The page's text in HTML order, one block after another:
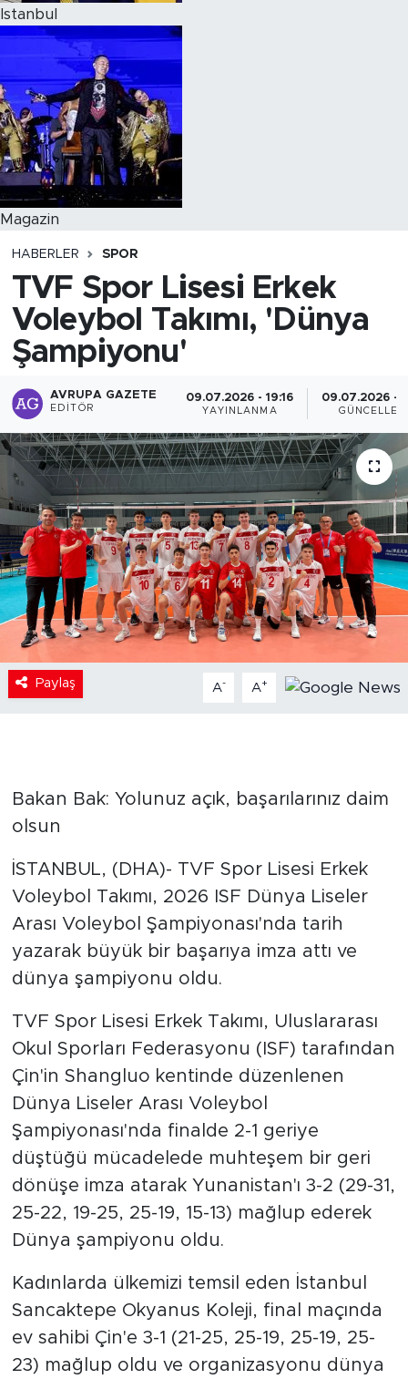
Istanbul
Magazin
HABERLER SPOR
TVF Spor Lisesi Erkek
Voleybol Takımı, 'Dünya
Şampiyonu'
AVRUPA GAZETE
EDITÖR
09.07.2026 - 19:16
YAYINLANMA
09.07.2026 -
Paylaş A- A+
Bakan Bak: Yolunuz açık, başarılarınız daim
olsun
İSTANBUL, (DHA)- TVF Spor Lisesi Erkek
Voleybol Takımı, 2026 ISF Dünya Liseler
Arası Voleybol Şampiyonası'nda tarih
yazarak büyük bir başarıya imza attı ve
dünya şampiyonu oldu.
TVF Spor Lisesi Erkek Takımı, Uluslararası
Okul Sporları Federasyonu (ISF) tarafından
Çin'in Shangluo kentinde düzenlenen
Dünya Liseler Arası Voleybol
Şampiyonası'nda finalde 2-1 geriye
düştüğü mücadelede muhteşem bir geri
dönüşe imza atarak Yunanistan'ı 3-2 (29-31,
25-22, 19-25, 25-19, 15-13) mağlup ederek
Dünya şampiyonu oldu.
Kadınlarda ülkemizi temsil eden İstanbul
Sancaktepe Okyanus Koleji, final maçında
ev sahibi Çin'e 3-1 (21-25, 25-19, 25-19, 25-
23) mağlup oldu ve organizasyonu dünya